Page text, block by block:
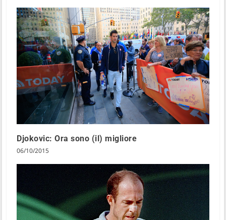
Djokovic: Ora sono (il) migliore
06/10/2015